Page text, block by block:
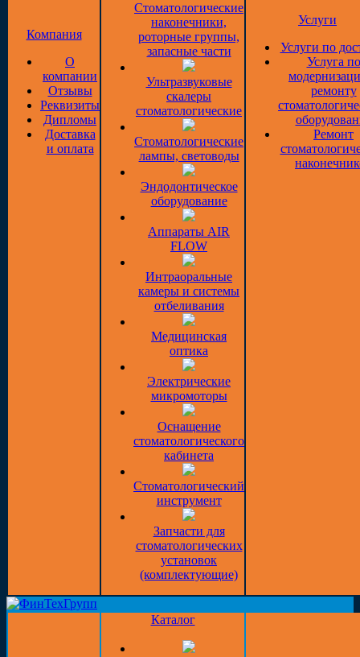
Компания
О
компании
Отзывы
Реквизиты
Дипломы
Доставка
и оплата
Стоматологические
наконечники,
роторные группы,
запасные части
Ультразвуковые
скалеры
стоматологические
Стоматологические
лампы, световоды
Эндодонтическое
оборудование
Аппараты AIR
FLOW
Интраоральные
камеры и системы
отбеливания
Медицинская
оптика
Электрические
микромоторы
Оснащение
стоматологического
кабинета
Стоматологический
инструмент
Запчасти для
стоматологических
установок
(комплектующие)
Услуги
Услуги по
Услуга по
ремонту
Ремонт
Каталог